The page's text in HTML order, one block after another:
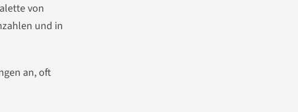
von
und in
an, oft